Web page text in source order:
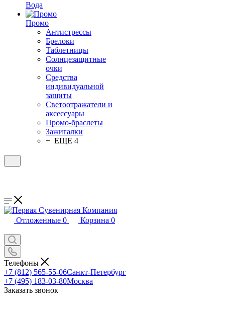
Вода
Промо
Антистрессы
Брелоки
Таблетницы
Солнцезащитные
очки
Средства
индивидуальной
защиты
Светоотражатели и
аксессуары
Промо-браслеты
Зажигалки
+ ЕЩЕ 4
Отложенные 0 Корзина 0
Телефоны
+7 (812) 565-55-06Санкт-Петербург
+7 (495) 183-03-80Москва
Заказать звонок